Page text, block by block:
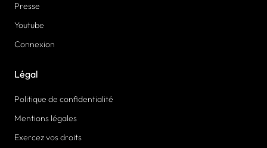
Presse
Youtube
Connexion
Légal
Politique de confidentialité
Mentions légales
Exercez vos droits